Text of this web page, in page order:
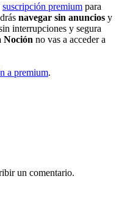
suscripción premium para
navegar sin anuncios y
interrupciones y segura
Noción no vas a acceder a
a premium.
un comentario.